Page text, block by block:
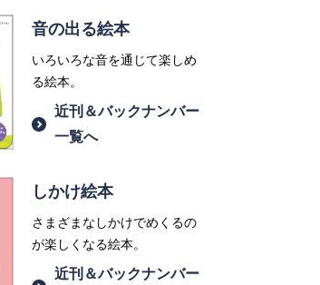
音の出る絵本
いろいろな音を通じて楽しめ
る絵本。
近刊＆バックナンバー
一覧へ
しかけ絵本
さまざまなしかけでめくるの
が楽しくなる絵本。
近刊＆バックナンバー